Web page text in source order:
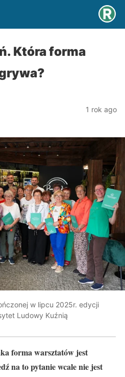
Która forma
1 rok ago
w lipcu 2025r. edycji
Ludowy Kuźnią
forma warsztatów jest
na to pytanie wcale nie jest